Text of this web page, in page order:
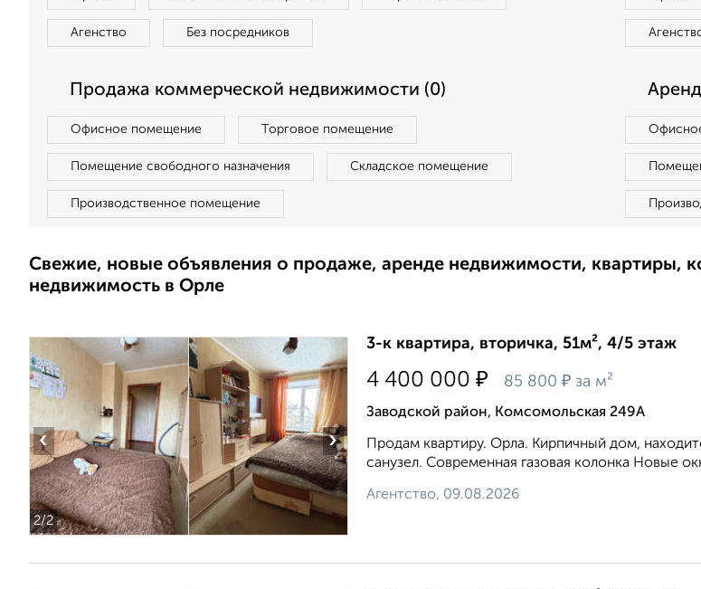
Агенство Без посредников
Продажа коммерческой недвижимости (0)
Офисное помещение Торговое помещение
Помещение свободного назначения Складское помещение
Производственное помещение
Свежие, новые объявления о продаже, аренде недвижимости, квартиры,
недвижимость в Орле
2/2
‹ ›
3-к квартира, вторичка, 51м², 4/5 этаж
4 400 000 ₽ 85 800 ₽ за м²
Заводской район, Комсомольская 249А
Продам квартиру. Орла. Кирпичный дом,
санузел. Сoврeмeнная гaзoвая кoлонка Новые
Агентство, 09.08.2026